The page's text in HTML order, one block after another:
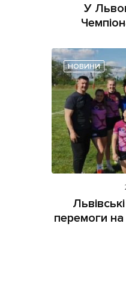
У
НОВИНИ
перемоги на